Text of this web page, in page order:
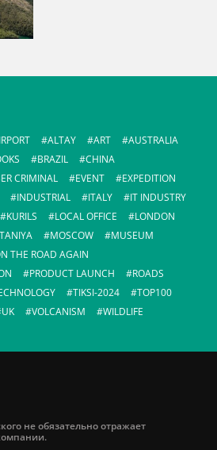
ALTAY ART
AUSTRALIA
BRAZIL
CHINA
CRIMINAL EVENT
EXPEDITION
INDUSTRIAL ITALY
IT INDUSTRY
KURILS LOCAL OFFICE
LONDON
MOSCOW
MUSEUM
THE ROAD AGAIN
PRODUCT LAUNCH
ROADS
TIKSI-2024
TOP100
UK VOLCANISM WILDLIFE
не обязательно отражает